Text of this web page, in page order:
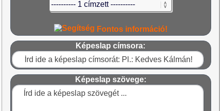
Fontos információ!
Képeslap címsora:
Képeslap szövege: